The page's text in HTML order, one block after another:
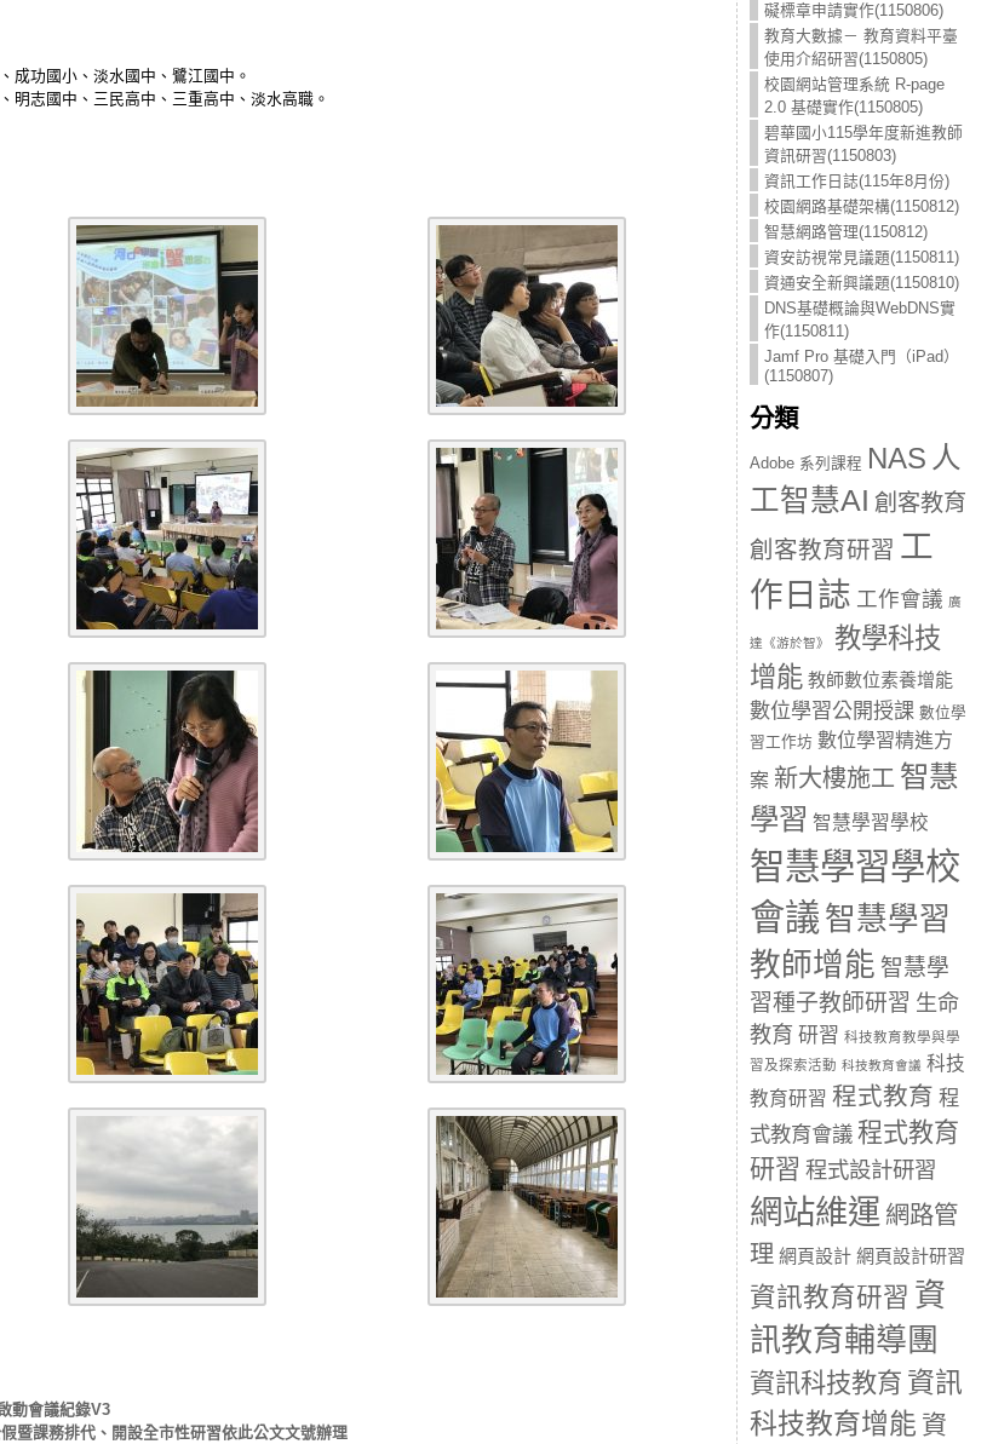
成功國小、淡水國中、鷺江國中。
明志國中、三民高中、三重高中、淡水高職。
動會議紀錄V3
暨課務排代、開設全市性研習依此公文文號辦理
礙標章申請實作(1150806)
教育大數據－ 教育資料平臺
使用介紹研習(1150805)
校園網站管理系統 R-page
2.0 基礎實作(1150805)
碧華國小115學年度新進教師
資訊研習(1150803)
資訊工作日誌(115年8月份)
校園網路基礎架構(1150812)
智慧網路管理(1150812)
資安訪視常見議題(1150811)
資通安全新興議題(1150810)
DNS基礎概論與WebDNS實
作(1150811)
Jamf Pro 基礎入門（iPad）
(1150807)
分類
Adobe 系列課程 NAS 人
工智慧AI 創客教育
創客教育研習 工
作日誌 工作會議 廣
達《游於智》
教學科技
增能 教師數位素養增能
數位學習公開授課 數位學
習工作坊 數位學習精進方
案 新大樓施工 智慧
學習 智慧學習學校
智慧學習學校
會議 智慧學習
教師增能 智慧學
習種子教師研習 生命
教育 研習 科技教育教學與學
習及探索活動 科技教育會議 科技
教育研習 程式教育 程
式教育會議 程式教育
研習 程式設計研習
網站維運 網路管
理 網頁設計 網頁設計研習
資訊教育研習 資
訊教育輔導團
資訊科技教育 資訊
科技教育增能 資